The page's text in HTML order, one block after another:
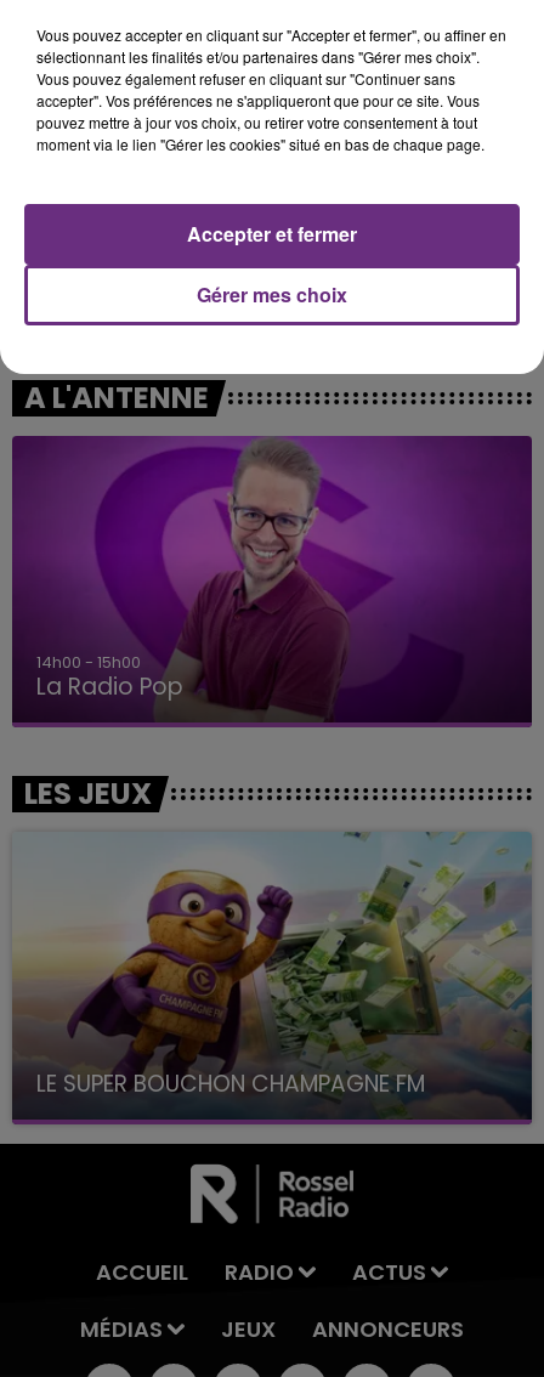
23h45
23h45
CHRISTOPHE WILLEM
Systaime
23h41
23h41
Bring Me To Life
A L'ANTENNE
14h00 - 15h00
La Radio Pop
LES JEUX
LE SUPER BOUCHON CHAMPAGNE FM
avec La Famille Champagne FM, à 8H10
ACCUEIL RADIO
ACTUS
MÉDIAS
JEUX ANNONCEURS
Vous pouvez accepter en cliquant sur "Accepter et fermer", ou affiner en
sélectionnant les finalités et/ou partenaires dans "Gérer mes choix".
Vous pouvez également refuser en cliquant sur "Continuer sans
accepter". Vos préférences ne s'appliqueront que pour ce site. Vous
pouvez mettre à jour vos choix, ou retirer votre consentement à tout
moment via le lien "Gérer les cookies" situé en bas de chaque page.
Gérer mes choix
Accepter et fermer